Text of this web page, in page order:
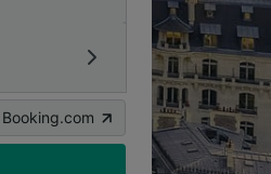
Booking.com